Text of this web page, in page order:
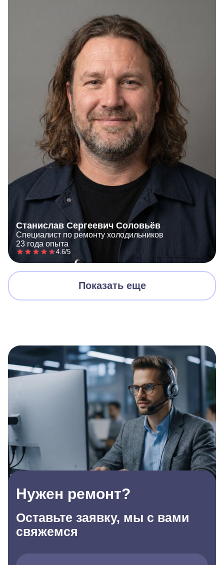
Станислав Сергеевич Соловьёв
Специалист по ремонту холодильников
23 года опыта
4.6/5
Показать еще
Нужен ремонт?
Оставьте заявку, мы с вами
свяжемся